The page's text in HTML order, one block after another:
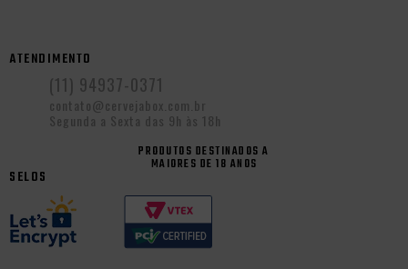
ATENDIMENTO
(11) 94937-0371
contato@cervejabox.com.br
Segunda a Sexta das 9h às 18h
PRODUTOS DESTINADOS A
MAIORES DE 18 ANOS
SELOS